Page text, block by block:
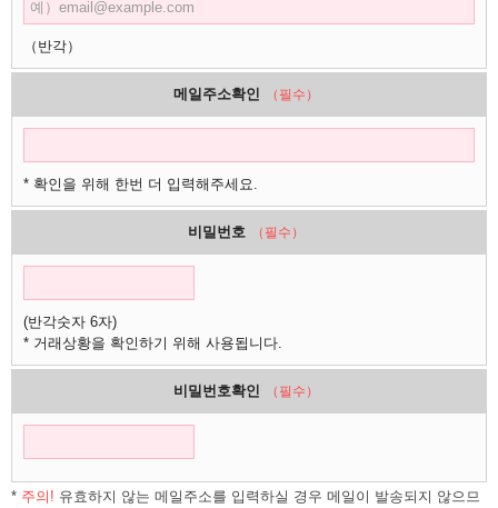
（반각）
메일주소확인 （필수）
* 확인을 위해 한번 더 입력해주세요.
비밀번호 （필수）
(반각숫자 6자)
* 거래상황을 확인하기 위해 사용됩니다.
비밀번호확인 （필수）
* 주의! 유효하지 않는 메일주소를 입력하실 경우 메일이 발송되지 않으므